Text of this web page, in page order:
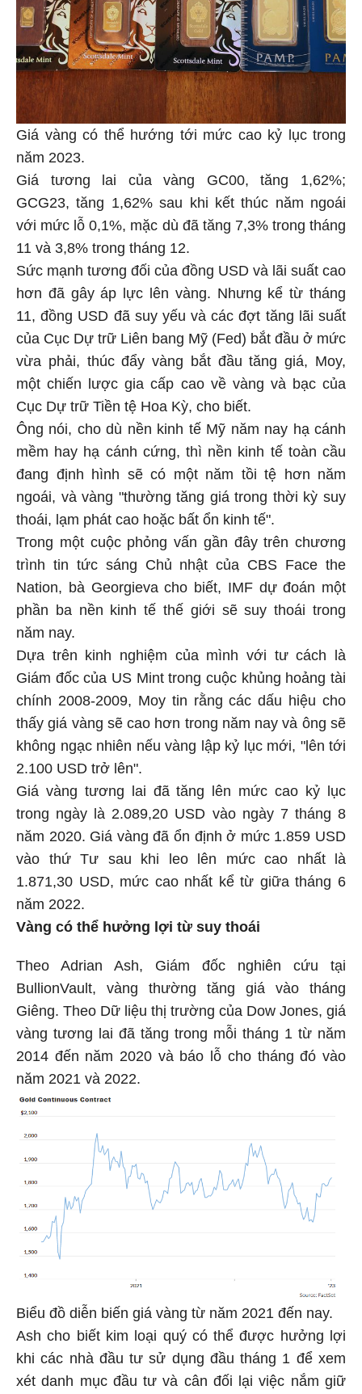
Giá vàng có thể hướng tới mức cao kỷ lục trong
năm 2023.
Giá tương lai của vàng GC00, tăng 1,62%;
GCG23, tăng 1,62% sau khi kết thúc năm ngoái
với mức lỗ 0,1%, mặc dù đã tăng 7,3% trong tháng
11 và 3,8% trong tháng 12.
Sức mạnh tương đối của đồng USD và lãi suất cao
hơn đã gây áp lực lên vàng. Nhưng kể từ tháng
11, đồng USD đã suy yếu và các đợt tăng lãi suất
của Cục Dự trữ Liên bang Mỹ (Fed) bắt đầu ở mức
vừa phải, thúc đẩy vàng bắt đầu tăng giá, Moy,
một chiến lược gia cấp cao về vàng và bạc của
Cục Dự trữ Tiền tệ Hoa Kỳ, cho biết.
Ông nói, cho dù nền kinh tế Mỹ năm nay hạ cánh
mềm hay hạ cánh cứng, thì nền kinh tế toàn cầu
đang định hình sẽ có một năm tồi tệ hơn năm
ngoái, và vàng "thường tăng giá trong thời kỳ suy
thoái, lạm phát cao hoặc bất ổn kinh tế".
Trong một cuộc phỏng vấn gần đây trên chương
trình tin tức sáng Chủ nhật của CBS Face the
Nation, bà Georgieva cho biết, IMF dự đoán một
phần ba nền kinh tế thế giới sẽ suy thoái trong
năm nay.
Dựa trên kinh nghiệm của mình với tư cách là
Giám đốc của US Mint trong cuộc khủng hoảng tài
chính 2008-2009, Moy tin rằng các dấu hiệu cho
thấy giá vàng sẽ cao hơn trong năm nay và ông sẽ
không ngạc nhiên nếu vàng lập kỷ lục mới, "lên tới
2.100 USD trở lên".
Giá vàng tương lai đã tăng lên mức cao kỷ lục
trong ngày là 2.089,20 USD vào ngày 7 tháng 8
năm 2020. Giá vàng đã ổn định ở mức 1.859 USD
vào thứ Tư sau khi leo lên mức cao nhất là
1.871,30 USD, mức cao nhất kể từ giữa tháng 6
năm 2022.
Vàng có thể hưởng lợi từ suy thoái
Theo Adrian Ash, Giám đốc nghiên cứu tại
BullionVault, vàng thường tăng giá vào tháng
Giêng. Theo Dữ liệu thị trường của Dow Jones, giá
vàng tương lai đã tăng trong mỗi tháng 1 từ năm
2014 đến năm 2020 và báo lỗ cho tháng đó vào
năm 2021 và 2022.
Biểu đồ diễn biến giá vàng từ năm 2021 đến nay.
Ash cho biết kim loại quý có thể được hưởng lợi
khi các nhà đầu tư sử dụng đầu tháng 1 để xem
xét danh mục đầu tư và cân đối lại việc nắm giữ